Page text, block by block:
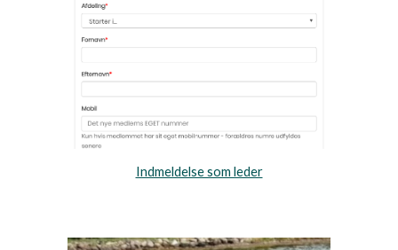
Indmeldelse som leder